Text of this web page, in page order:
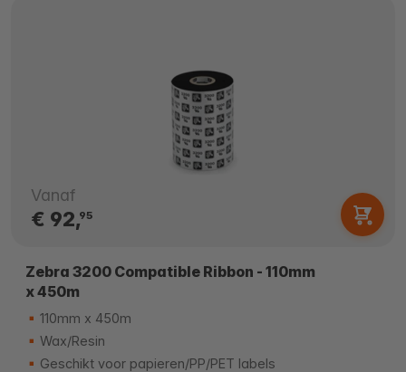
Vanaf
€ 92,95
Zebra 3200 Compatible Ribbon - 110mm
x 450m
110mm x 450m
Wax/Resin
Geschikt voor papieren/PP/PET labels